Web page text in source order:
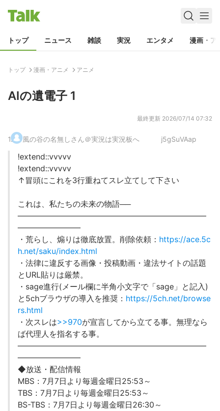
トップ ニュース 雑談 実況 エンタメ 漫画・ア
トップ 漫画・アニメ アニメ
AIの遺電子 1
最終更新 2026/07/14 07:32
1. 風の谷の名無しさん＠実況は実況板へ j5gSuVAap
!extend::vvvvv
!extend::vvvvv
↑冒頭にこれを3行重ねてスレ立てして下さい
これは、私たちの未来の物語──
――――――――――――――――――――――――
――――――――
・荒らし、煽りは徹底放置。削除依頼： https://ace.5c
h.net/saku/index.html
・法律に違反する画像・投稿動画・違法サイトの話題
とURL貼りは厳禁。
・sage進行(メール欄に半角小文字で「sage」と記入)
と5chブラウザの導入を推奨： https://5ch.net/browse
rs.html
・次スレは>>970が宣言してから立てる事。無理なら
ば代理人を指名する事。
――――――――――――――――――――――――
――――――――
◆放送・配信情報
MBS：7月7日より毎週金曜日25:53～
TBS：7月7日より毎週金曜日25:53～
BS-TBS：7月7日より毎週金曜日26:30～